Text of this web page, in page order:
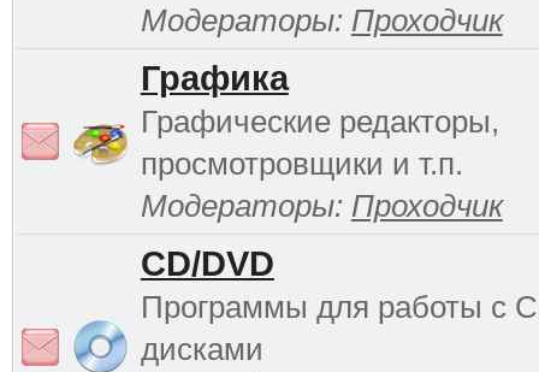
Модераторы: Проходчик
Графика
Графические редакторы,
просмотровщики и т.п.
Модераторы: Проходчик
CD/DVD
Программы для работы с
дисками